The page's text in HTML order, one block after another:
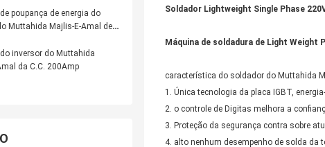
poupança de energia do
Muttahida Majlis-E-Amal de
inversor do Muttahida
da C.C. 200Amp
Soldador Lightweight Single Phase
Máquina de soldadura de Light
característica do soldador do Muttahida
1. Única tecnologia da placa IGBT,
2. o controle de Digitas melhora a
3. Proteção da segurança contra sobre
4. alto nenhum desempenho de solda da